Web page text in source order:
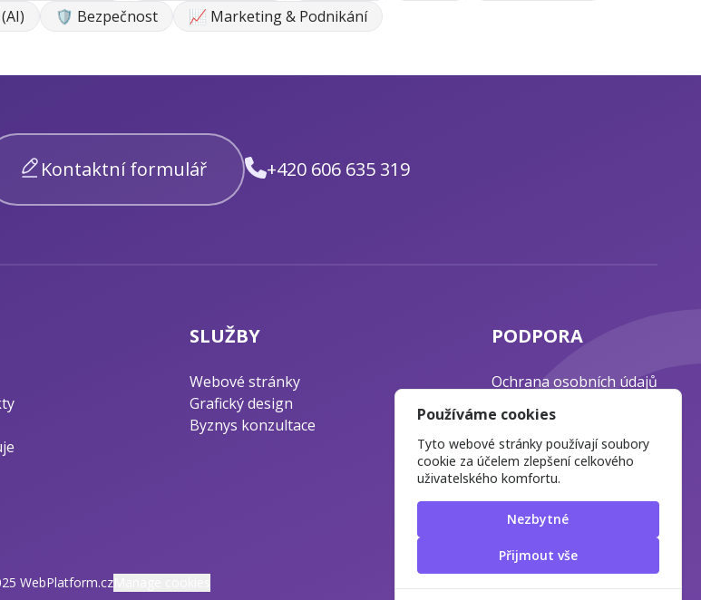
🛡️ Bezpečnost 📈 Marketing & Podnikání
Kontaktní formulář +420 606 635 319
SLUŽBY
Webové stránky
Grafický design
Byznys konzultace
PODPORA
Ochrana osobních údajů
Blog o webdesignu
WebPlatform.cz
Používáme cookies
Tyto webové stránky používají soubory
cookie za účelem zlepšení celkového
uživatelského komfortu.
Nezbytné
Přijmout vše